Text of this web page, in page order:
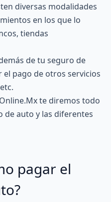
diversas modalidades
en los que lo
tiendas
de tu seguro de
el pago de otros servicios
te diremos todo
de auto y las diferentes
pagar el